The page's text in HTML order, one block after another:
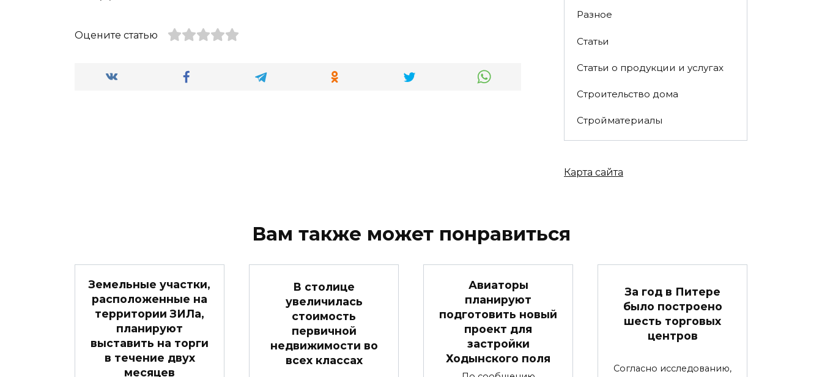
Оцените статью
Разное
Статьи
Статьи o продукции и услугах
Строительство дома
Стройматериалы
Карта сайта
Вам также может понравиться
Земельные участки,
расположенные на
территории ЗИЛа,
планируют
выставить на торги
в течение двух
месяцев
В столице
увеличилась
стоимость
первичной
недвижимости во
всех классах
Авиаторы
планируют
подготовить новый
проект для
застройки
Ходынского поля
За год в Питере
было построено
шесть торговых
центров
Согласно исследованию,